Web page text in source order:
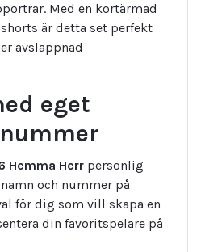
Med en kortärmad
är detta set perfekt
avslappnad
eget
Hemma Herr personlig
och nummer på
för dig som vill skapa en
din favoritspelare på